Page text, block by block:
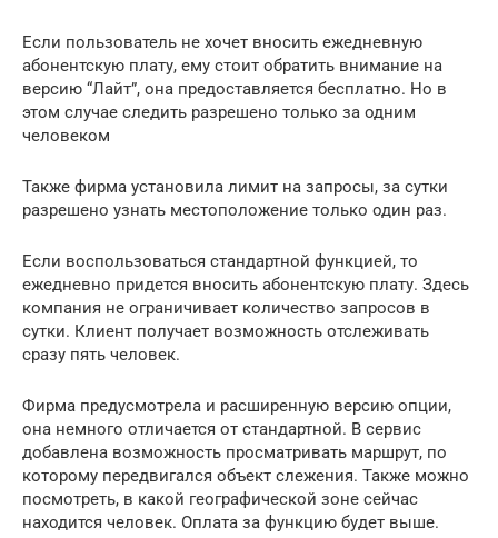
Если пользователь не хочет вносить ежедневную
абонентскую плату, ему стоит обратить внимание на
версию “Лайт”, она предоставляется бесплатно. Но в
этом случае следить разрешено только за одним
человеком
Также фирма установила лимит на запросы, за сутки
разрешено узнать местоположение только один раз.
Если воспользоваться стандартной функцией, то
ежедневно придется вносить абонентскую плату. Здесь
компания не ограничивает количество запросов в
сутки. Клиент получает возможность отслеживать
сразу пять человек.
Фирма предусмотрела и расширенную версию опции,
она немного отличается от стандартной. В сервис
добавлена возможность просматривать маршрут, по
которому передвигался объект слежения. Также можно
посмотреть, в какой географической зоне сейчас
находится человек. Оплата за функцию будет выше.